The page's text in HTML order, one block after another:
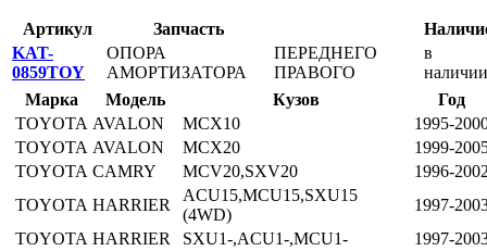
Артикул Запчасть
KAT-
0859TOY
ОПОРА
АМОРТИЗАТОРА
ПЕРЕДНЕГО
ПРАВОГО
в
наличии
Марка
Модель Кузов
Год
TOYOTA AVALON MCX10
1995-
TOYOTA AVALON MCX20
1999-
TOYOTA CAMRY MCV20,SXV20
1996-
TOYOTA HARRIER
ACU15,MCU15,SXU15
(4WD)
1997-
TOYOTA HARRIER SXU1-,ACU1-,MCU1-
1997-